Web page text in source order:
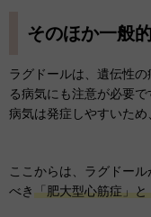
そのほか一般
ラグドールは、遺伝性
る病気にも注意が必要
病気は発症しやすいため
ここからは、ラグドー
べき「肥大型心筋症」と